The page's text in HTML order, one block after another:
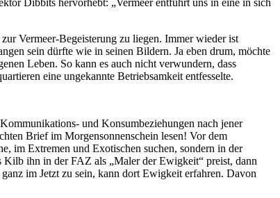
Vermeer-Begeisterung zu liegen. Immer wieder ist
sein dürfte wie in seinen Bildern. Ja eben drum, möchte
Leben. So kann es auch nicht verwundern, dass
eine ungekannte Betriebsamkeit entfesselte.
und Konsumbeziehungen nach jener
Brief im Morgensonnenschein lesen! Vor dem
im Extremen und Exotischen suchen, sondern in der
Kilb ihn in der FAZ als „Maler der Ewigkeit“ preist, dann
im Jetzt zu sein, kann dort Ewigkeit erfahren. Davon